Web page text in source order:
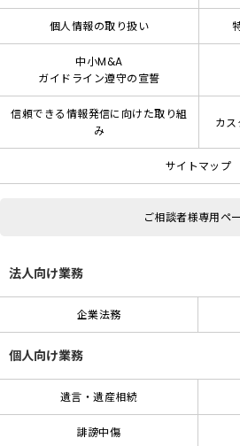
個人情報の取り扱い
中小M&A
ガイドライン遵守の宣誓
信頼できる情報発信に向けた取り組
み
カ
サイトマップ
ご相談者様専用ペ
法人向け業務
企業法務
個人向け業務
遺言・遺産相続
誹謗中傷